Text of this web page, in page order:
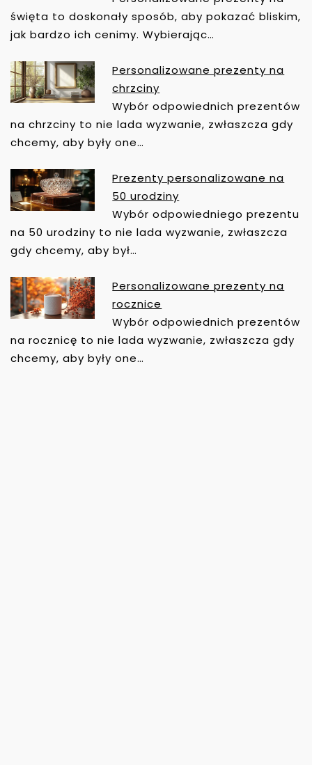
święta to doskonały sposób, aby pokazać bliskim,
jak bardzo ich cenimy. Wybierając…
Personalizowane prezenty na
chrzciny
Wybór odpowiednich prezentów
na chrzciny to nie lada wyzwanie, zwłaszcza gdy
chcemy, aby były one…
Prezenty personalizowane na
50 urodziny
Wybór odpowiedniego prezentu
na 50 urodziny to nie lada wyzwanie, zwłaszcza
gdy chcemy, aby był…
Personalizowane prezenty na
rocznice
Wybór odpowiednich prezentów
na rocznicę to nie lada wyzwanie, zwłaszcza gdy
chcemy, aby były one…
A
W
P
I
S
U